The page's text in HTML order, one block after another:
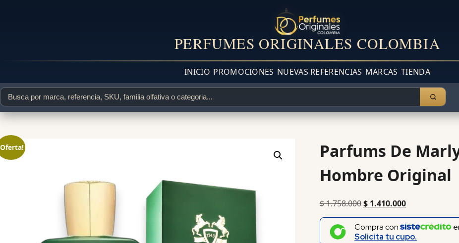
PERFUMES ORIGINALES COLOMBIA
INICIO PROMOCIONES NUEVAS REFERENCIAS MARCAS TIENDA
Parfums De
Hombre Original
$1.758.000$1.410.000
Compra con
Solicita tu cupo.